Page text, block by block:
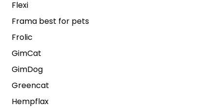
Flexi
Frama best for pets
Frolic
GimCat
GimDog
Greencat
Hempflax